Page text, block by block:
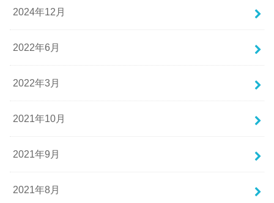
2024年12月
2022年6月
2022年3月
2021年10月
2021年9月
2021年8月